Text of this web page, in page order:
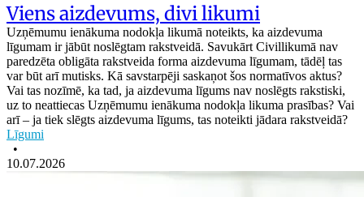
Viens aizdevums, divi likumi
Uzņēmumu ienākuma nodokļa likumā noteikts, ka aizdevuma
līgumam ir jābūt noslēgtam rakstveidā. Savukārt Civillikumā nav
paredzēta obligāta rakstveida forma aizdevuma līgumam, tādēļ tas
var būt arī mutisks. Kā savstarpēji saskaņot šos normatīvos aktus?
Vai tas nozīmē, ka tad, ja aizdevuma līgums nav noslēgts rakstiski,
uz to neattiecas Uzņēmumu ienākuma nodokļa likuma prasības? Vai
arī – ja tiek slēgts aizdevuma līgums, tas noteikti jādara rakstveidā?
Līgumi
•
10.07.2026